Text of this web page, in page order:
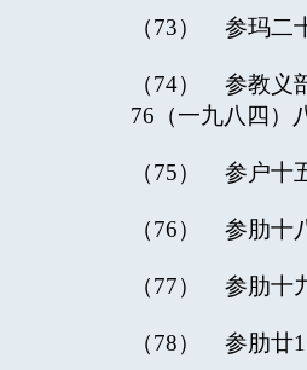
（73） 参玛二
（74） 参教义
76（一九八四）
（75） 参户十
（76） 参肋十
（77） 参肋十
（78） 参肋廿1